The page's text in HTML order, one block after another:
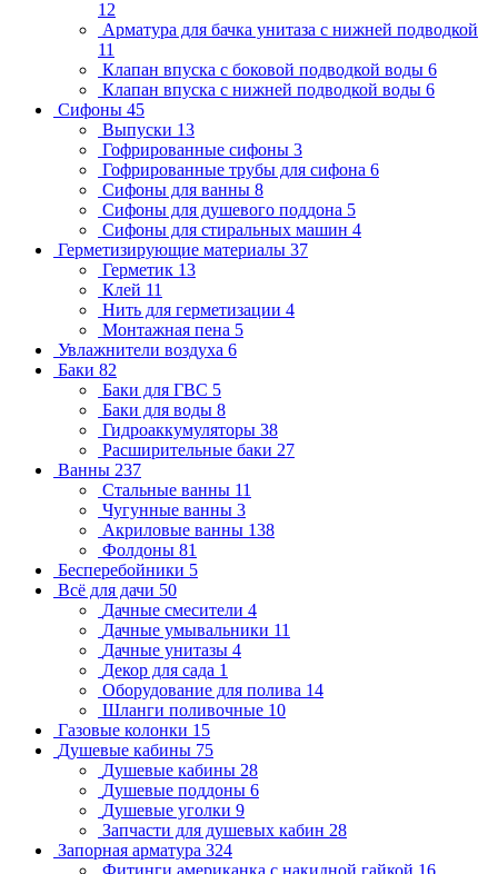
12
Арматура для бачка унитаза с нижней подводкой
11
Клапан впуска с боковой подводкой воды 6
Клапан впуска с нижней подводкой воды 6
Сифоны 45
Выпуски 13
Гофрированные сифоны 3
Гофрированные трубы для сифона 6
Сифоны для ванны 8
Сифоны для душевого поддона 5
Сифоны для стиральных машин 4
Герметизирующие материалы 37
Герметик 13
Клей 11
Нить для герметизации 4
Монтажная пена 5
Увлажнители воздуха 6
Баки 82
Баки для ГВС 5
Баки для воды 8
Гидроаккумуляторы 38
Расширительные баки 27
Ванны 237
Стальные ванны 11
Чугунные ванны 3
Акриловые ванны 138
Фолдоны 81
Бесперебойники 5
Всё для дачи 50
Дачные смесители 4
Дачные умывальники 11
Дачные унитазы 4
Декор для сада 1
Оборудование для полива 14
Шланги поливочные 10
Газовые колонки 15
Душевые кабины 75
Душевые кабины 28
Душевые поддоны 6
Душевые уголки 9
Запчасти для душевых кабин 28
Запорная арматура 324
Фитинги американка с накидной гайкой 16